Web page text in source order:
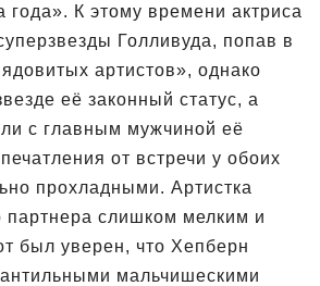
К этому времени актриса
Голливуда, попав в
артистов», однако
её законный статус, а
с главным мужчиной её
от встречи у обоих
прохладными. Артистка
партнера слишком мелким и
был уверен, что Хепберн
мальчишескими